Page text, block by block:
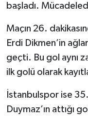
başladı.
Maçın 26.
Erdi Dikmen’in
geçti. Bu gol aynı
ilk golü olarak
İstanbulspor ise
Duymaz’ın attığı